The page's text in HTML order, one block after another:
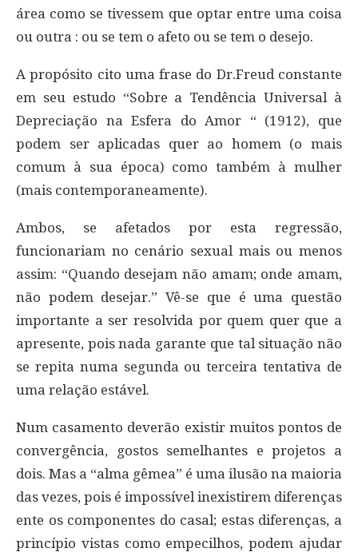
área como se tivessem que optar entre uma coisa
ou outra : ou se tem o afeto ou se tem o desejo.
A propósito cito uma frase do Dr.Freud constante
em seu estudo “Sobre a Tendência Universal à
Depreciação na Esfera do Amor “ (1912), que
podem ser aplicadas quer ao homem (o mais
comum à sua época) como também à mulher
(mais contemporaneamente).
Ambos, se afetados por esta regressão,
funcionariam no cenário sexual mais ou menos
assim: “Quando desejam não amam; onde amam,
não podem desejar.” Vê-se que é uma questão
importante a ser resolvida por quem quer que a
apresente, pois nada garante que tal situação não
se repita numa segunda ou terceira tentativa de
uma relação estável.
Num casamento deverão existir muitos pontos de
convergência, gostos semelhantes e projetos a
dois. Mas a “alma gêmea” é uma ilusão na maioria
das vezes, pois é impossível inexistirem diferenças
ente os componentes do casal; estas diferenças, a
princípio vistas como empecilhos, podem ajudar